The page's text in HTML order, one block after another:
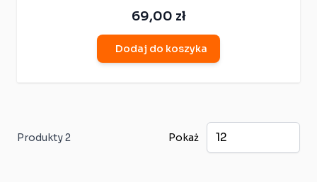
69,00 zł
Dodaj do koszyka
Produkty2 Pokaż